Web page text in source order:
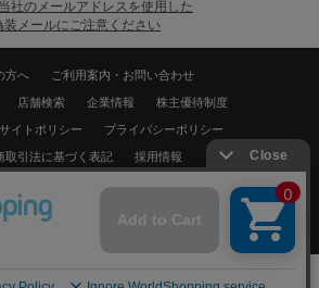
社のメールアドレスを使用した
装メールにご注意ください
方へ ご利用案内・お問い合わせ
店舗検索 企業情報 株主優待制度
サイトポリシー プライバシーポリシー
取引法に基づく表記 採用情報
© WORLD CO.,LTD. All rights reserved.
スマートフォン ｜PC